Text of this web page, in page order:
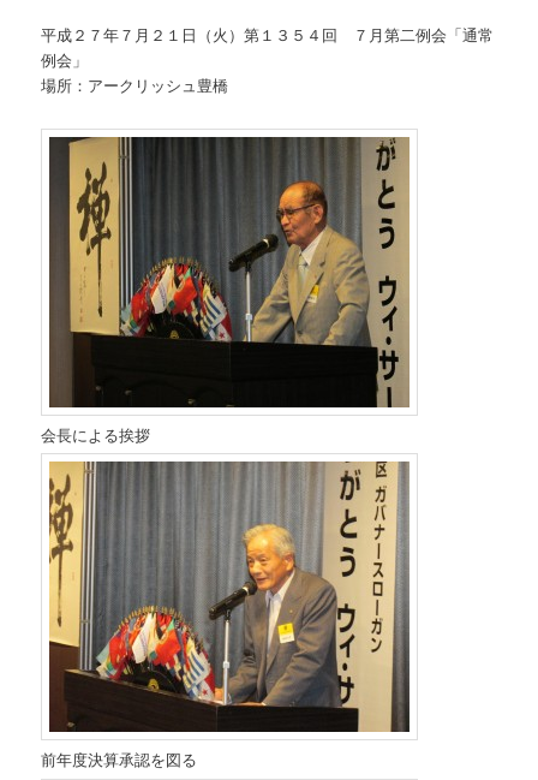
平成２７年７月２１日（火）第１３５４回 ７月第二例会「通常
例会」
場所：アークリッシュ豊橋
会長による挨拶
前年度決算承認を図る